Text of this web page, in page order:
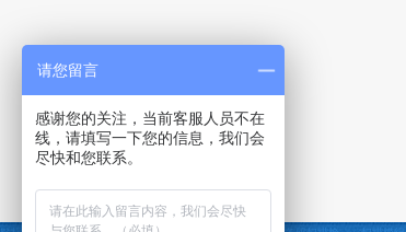
请您留言
感谢您的关注，当前客服人员不在
线，请填写一下您的信息，我们会
尽快和您联系。